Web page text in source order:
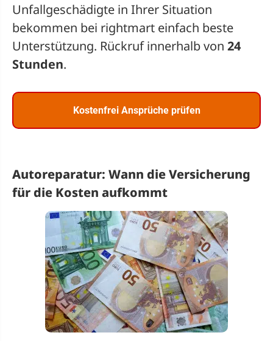
Unfallgeschädigte in Ihrer Situation
bekommen bei rightmart einfach beste
Unterstützung. Rückruf innerhalb von 24
Stunden.
Kostenfrei Ansprüche prüfen
Autoreparatur: Wann die Versicherung
für die Kosten aufkommt